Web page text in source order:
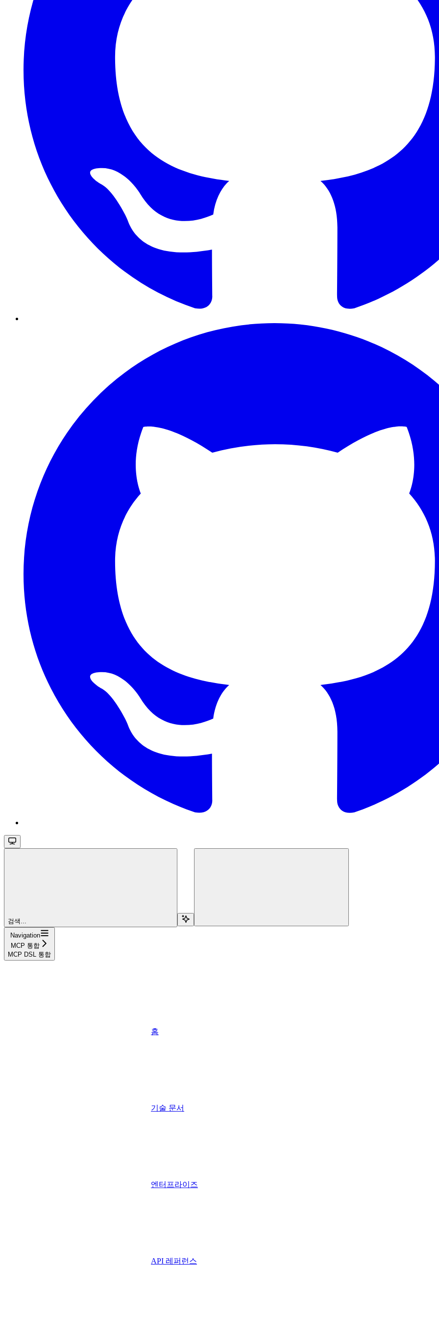
검색...
Navigation
MCP 통합
MCP DSL 통합
홈
기술 문서
엔터프라이즈
API 레퍼런스